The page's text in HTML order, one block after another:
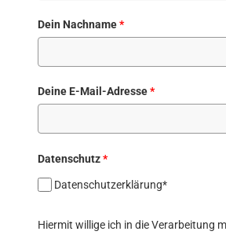
Dein Nachname*
Deine E-Mail-Adresse*
Datenschutz*
Datenschutzerklärung*
Hiermit willige ich in die Verarbeitung